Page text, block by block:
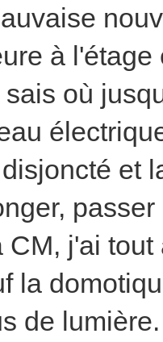
à
où
et
CM, j'ai
la
de lumière.